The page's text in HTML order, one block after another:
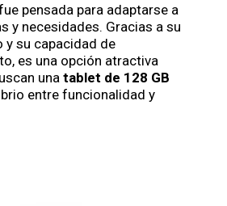
pensada para adaptarse a
y necesidades. Gracias a su
su capacidad de
es una opción atractiva
una tablet de 128 GB
entre funcionalidad y